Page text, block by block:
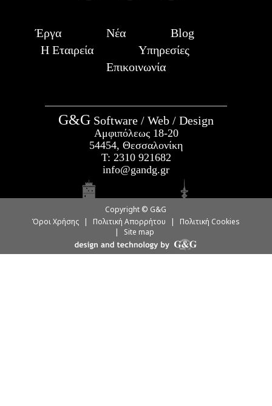
Έργα Νέα
Blog
Η Εταιρεία
Υπηρεσίες
Επικοινωνία
G&G Software / Web / Design
Αμφιπόλεως 18-20
54454, Θεσσαλονίκη
Τ: 2310 921682
info@gandg.gr
Copyright © G&G
Όροι Χρήσης
| Πολιτική Απορρήτου |
Πολιτική Cookies
|
Site map